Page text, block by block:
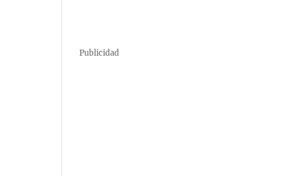
Publicidad